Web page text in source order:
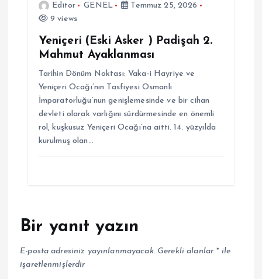
Editor GENEL
Temmuz 25, 2026
9 views
Yeniçeri (Eski Asker ) Padişah 2.
Mahmut Ayaklanması
Tarihin Dönüm Noktası: Vaka-i Hayriye ve
Yeniçeri Ocağı’nın Tasfiyesi Osmanlı
İmparatorluğu’nun genişlemesinde ve bir cihan
devleti olarak varlığını sürdürmesinde en önemli
rol, kuşkusuz Yeniçeri Ocağı’na aitti. 14. yüzyılda
kurulmuş olan…
Bir yanıt yazın
E-posta adresiniz yayınlanmayacak. Gerekli alanlar *ile
işaretlenmişlerdir